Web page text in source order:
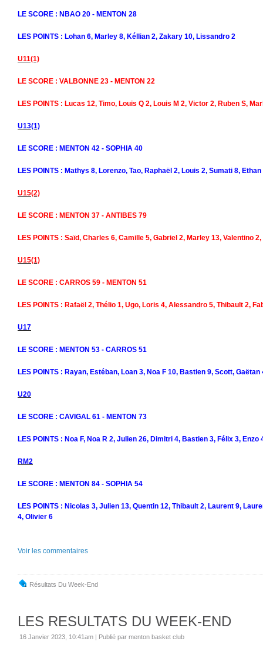
LE SCORE : NBAO 20 - MENTON 28
LES POINTS : Lohan 6, Marley 8, Kéllian 2, Zakary 10, Lissandro 2
U11(1)
LE SCORE : VALBONNE 23 - MENTON 22
LES POINTS : Lucas 12, Timo, Louis Q 2, Louis M 2, Victor 2, Ruben S,
U13(1)
LE SCORE : MENTON 42 - SOPHIA 40
LES POINTS : Mathys 8, Lorenzo, Tao, Raphaël 2, Louis 2, Sumati 8,
U15(2)
LE SCORE : MENTON 37 - ANTIBES 79
LES POINTS : Saïd, Charles 6, Camille 5, Gabriel 2, Marley 13, Valentino
U15(1)
LE SCORE : CARROS 59 - MENTON 51
LES POINTS : Rafaël 2, Thélio 1, Ugo, Loris 4, Alessandro 5, Thibault 2,
U17
LE SCORE : MENTON 53 - CARROS 51
LES POINTS : Rayan, Estéban, Loan 3, Noa F 10, Bastien 9, Scott,
U20
LE SCORE : CAVIGAL 61 - MENTON 73
LES POINTS : Noa F, Noa R 2, Julien 26, Dimitri 4, Bastien 3, Félix 3, Enzo
RM2
LE SCORE : MENTON 84 - SOPHIA 54
LES POINTS : Nicolas 3, Julien 13, Quentin 12, Thibault 2, Laurent 9,
4, Olivier 6
Voir les commentaires
Résultats Du Week-End
LES RESULTATS DU WEEK-END
16 Janvier 2023, 10:41am | Publié par menton basket club